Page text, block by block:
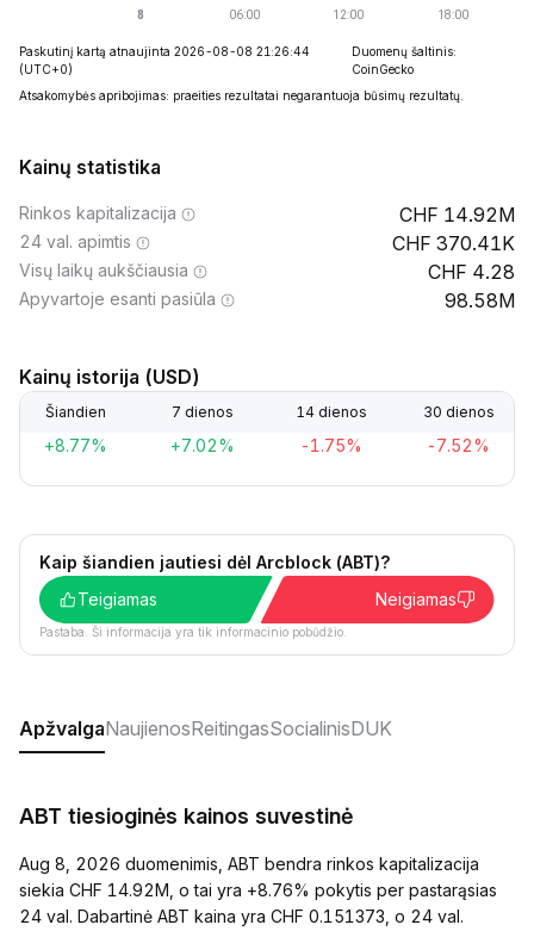
Paskutinį kartą atnaujinta 2026-08-08 21:26:44
(UTC+0)
Duomenų šaltinis:
CoinGecko
Atsakomybės apribojimas: praeities rezultatai negarantuoja būsimų rezultatų.
Kainų statistika
Rinkos kapitalizacija 14.92M
24 val. apimtis 370.41K
Visų laikų aukščiausia 4.28
Apyvartoje esanti pasiūla 98.58M
Kainų istorija (USD)
Šiandien 7 dienos 14 dienos 30 dienos
+8.77% +7.02% -1.75% -7.52%
Kaip šiandien jautiesi dėl Arcblock (ABT)?
Teigiamas
Neigiamas
Pastaba. Ši informacija yra tik informacinio pobūdžio.
ApžvalgaNaujienosReitingasSocialinisDUK
ABT tiesioginės kainos suvestinė
Aug 8, 2026 duomenimis, ABT bendra rinkos kapitalizacija
siekia CHF 14.92M, o tai yra +8.76% pokytis per pastarąsias
24 val. Dabartinė ABT kaina yra CHF 0.151373, o 24 val.